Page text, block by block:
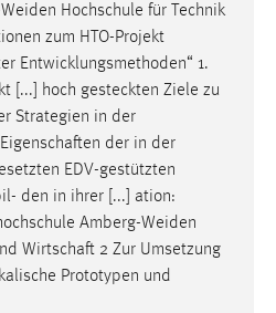
Hochschule für Technik
zum HTO-Projekt
Entwicklungsmethoden“ 1.
[...] hoch gesteckten Ziele zu
Strategien in der
Eigenschaften der in der
EDV-gestützten
den in ihrer [...] ation:
Amberg-Weiden
Wirtschaft 2 Zur Umsetzung
Prototypen und